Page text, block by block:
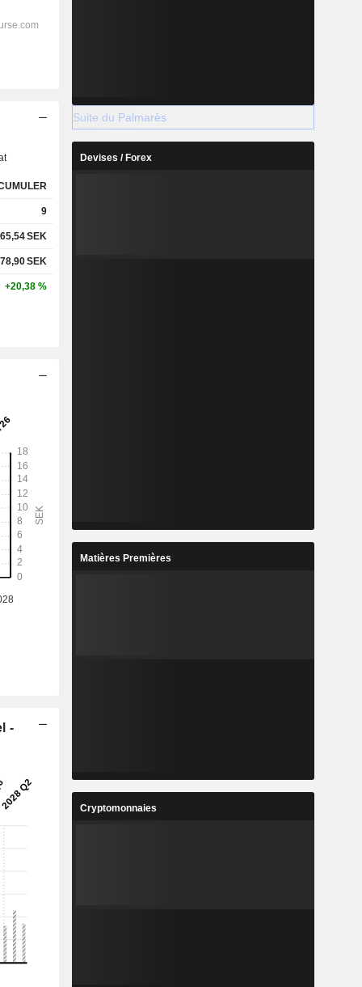
9
65,54SEK
78,90SEK
+20,38 %
-
Suite du Palmarès
Devises / Forex
Matières Premières
Cryptomonnaies